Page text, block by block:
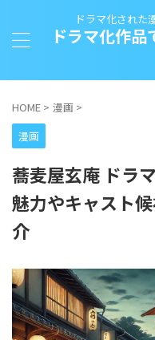
ドラマ化された
ドラマ化作
HOME > 漫画 >
漫画
蕎麦屋玄庵 ドラ
魅力やキャスト
介